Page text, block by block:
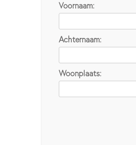
Voornaam:
Achternaam:
Woonplaats: